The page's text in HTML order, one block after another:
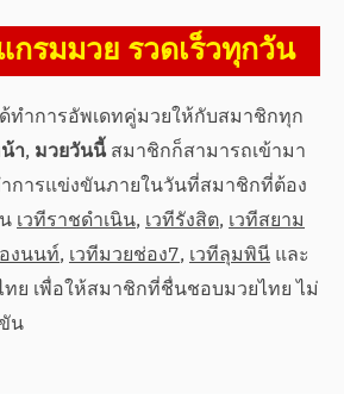
กรมมวย รวดเร็วทุกวัน
ทำการอัพเดทคู่มวยให้กับสมาชิกทุก
า, มวยวันนี้สมาชิกก็สามารถเข้ามา
การแข่งขันภายในวันที่สมาชิกที่ต้อง
เวทีราชดำเนิน,เวทีรังสิต,เวทีสยาม
งนนท์,เวทีมวยช่อง7,เวทีลุมพินีและ
ทย เพื่อให้สมาชิกที่ชื่นชอบมวยไทย ไม่
น